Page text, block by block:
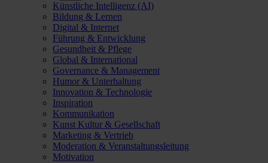
Künstliche Intelligenz (AI)
Bildung & Lernen
Digital & Internet
Führung & Entwicklung
Gesundheit & Pflege
Global & International
Governance & Management
Humor & Unterhaltung
Innovation & Technologie
Inspiration
Kommunikation
Kunst Kultur & Gesellschaft
Marketing & Vertrieb
Moderation & Veranstaltungsleitung
Motivation